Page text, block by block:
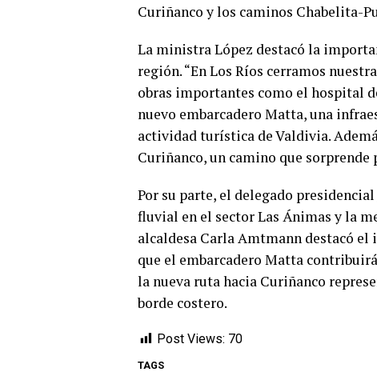
Curiñanco y los caminos Chabelita-
La ministra López destacó la
región. “En Los Ríos cerramos
obras importantes como el hospital
nuevo embarcadero Matta, una
actividad turística de Valdivia.
Curiñanco, un camino que sorprende
Por su parte, el delegado
fluvial en el sector Las Ánimas y la
alcaldesa Carla Amtmann destacó el
que el embarcadero Matta
la nueva ruta hacia Curiñanco
borde costero.
Post Views: 70
TAGS